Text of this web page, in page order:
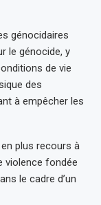
génocidaires
le génocide, y
de vie
des
à empêcher les
en plus recours à
violence fondée
le cadre d’un